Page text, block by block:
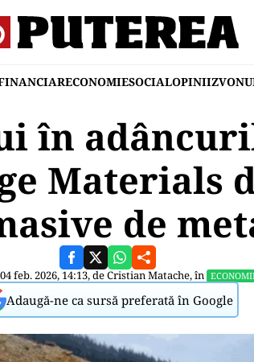
ECONOMIESOCIALOPINII
în
Materials
de
feb. 2026, 14:13, deCristian Matache, în
Adaugă-ne ca sursă preferată în Google